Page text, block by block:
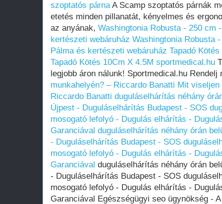
szoptatós párnaA Scamp szoptatós párnák
etetés minden pillanatát, kényelmes és
az anyának, Washingtonia Robusta - 250 cm
kertészeti webáruház Washingtonia Robusta
Pálma és kertészeti webáruház Tapadó
Tapadó Kötés 10Cm X 4.5M sportmedical.hu
legjobb áron nálunk! Sportmedical.hu
munkahelyén? – Riccardo Banatti Mit viseljen
Riccardo Banatti duguláselhárítás néhány
Újpest - Duguláselhárítás Budapest - SOS
mosogató lefolyó - Dugulás elhárítás -
Garanciával duguláselhárítás néhány órán
- Duguláselhárítás Budapest - SOS
mosogató lefolyó - Dugulás elhárítás -
Garanciával duguláselhárítás néhány órán
- Duguláselhárítás Budapest - SOS
mosogató lefolyó - Dugulás elhárítás -
Garanciával Egészségügyi seo ügynökség -